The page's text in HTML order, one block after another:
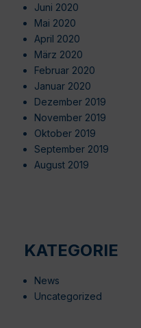
Juni 2020
Mai 2020
April 2020
März 2020
Februar 2020
Januar 2020
Dezember 2019
November 2019
Oktober 2019
September 2019
August 2019
KATEGORIE
News
Uncategorized